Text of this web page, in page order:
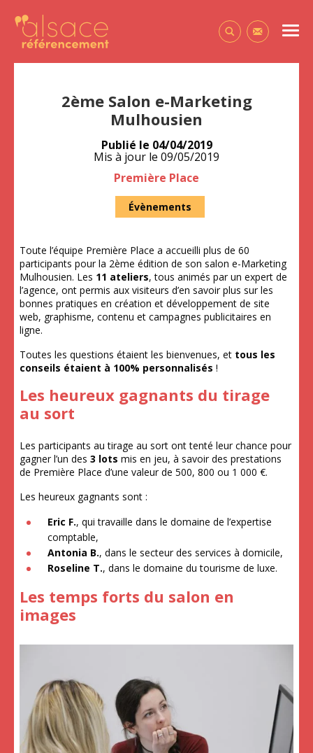
Alsace Référencement Le blog de Première Place
Contactez-
2ème Salon e-Marketing
Mulhousien
Publié le 04/04/2019
Mis à jour le 09/05/2019
Première Place
Évènements
Toute l’équipe Première Place a accueilli plus de 60
participants pour la 2ème édition de son salon e-Marketing
Mulhousien. Les 11 ateliers, tous animés par un expert de
l’agence, ont permis aux visiteurs d’en savoir plus sur les
bonnes pratiques en création et développement de site
web, graphisme, contenu et campagnes publicitaires en
ligne.
Toutes les questions étaient les bienvenues, et tous les
conseils étaient à 100% personnalisés !
Les heureux gagnants du tirage
au sort
Les participants au tirage au sort ont tenté leur chance pour
gagner l’un des 3 lots mis en jeu, à savoir des prestations
de Première Place d’une valeur de 500, 800 ou 1 000 €.
Les heureux gagnants sont :
Eric F., qui travaille dans le domaine de l’expertise
comptable,
Antonia B., dans le secteur des services à domicile,
Roseline T., dans le domaine du tourisme de luxe.
Les temps forts du salon en
images